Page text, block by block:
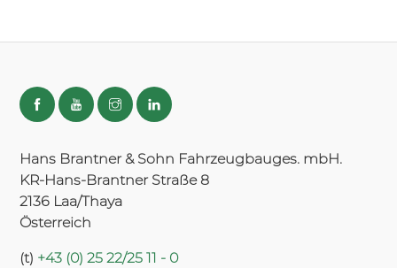
Hans Brantner & Sohn Fahrzeugbauges. mbH.
KR-Hans-Brantner Straße 8
2136 Laa/Thaya
Österreich
(t) +43 (0) 25 22/25 11 - 0